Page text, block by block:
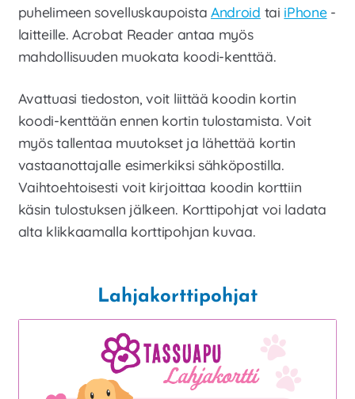
valikko
Kauppa
puhelimeen sovelluskaupoista Android tai iPhone-
laitteille. Acrobat Reader antaa myös
mahdollisuuden muokata koodi-kenttää.
Avattuasi tiedoston, voit liittää koodin kortin
koodi-kenttään ennen kortin tulostamista. Voit
myös tallentaa muutokset ja lähettää kortin
vastaanottajalle esimerkiksi sähköpostilla.
Vaihtoehtoisesti voit kirjoittaa koodin korttiin
käsin tulostuksen jälkeen. Korttipohjat voi ladata
alta klikkaamalla korttipohjan kuvaa.
Lahjakorttipohjat